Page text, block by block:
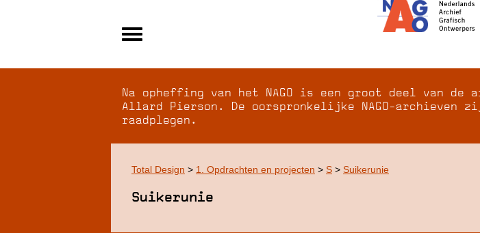
Over WCI
Inloggen
Na opheffing van het NAGO is een groot deel van de
Allard Pierson. De oorspronkelijke NAGO-
raadplegen.
Total Design > 1. Opdrachten en projecten > S > Suikerunie
Suikerunie